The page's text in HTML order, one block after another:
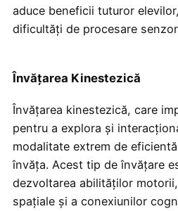
aduce beneficii tuturor
dificultăți de procesare
Învățarea Kinestezică
Învățarea kinestezică, care
pentru a explora și
modalitate extrem de
învăța. Acest tip de învățare
dezvoltarea abilităților
spațiale și a conexiunilor